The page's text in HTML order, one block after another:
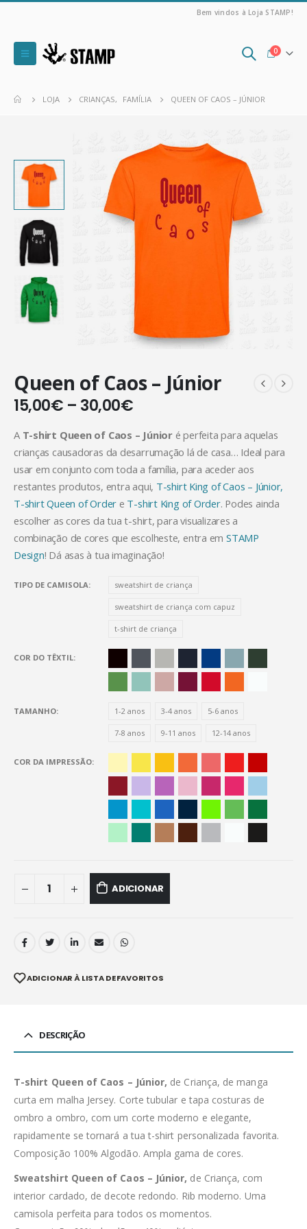
Bem vindos à Loja STAMP!
0
LOJA CRIANÇAS, FAMÍLIA QUEEN OF CAOS – JÚNIOR
Queen of Caos – Júnior
15,00€ – 30,00€
A T-shirt Queen of Caos – Júnioré perfeita para aquelas
crianças causadoras da desarrumação lá de casa… Ideal para
usar em conjunto com toda a família, para aceder aos
restantes produtos, entra aqui, T-shirt King of Caos – Júnior,
T-shirt Queen of Order e T-shirt King of Order. Podes ainda
escolher as cores da tua t-shirt, para visualizares a
combinação de cores que escolheste, entra em STAMP
Design! Dá asas à tua imaginação!
TIPO DE CAMISOLA sweatshirt de criança
sweatshirt de criança com capuz
t-shirt de criança
COR DO TÊXTIL
TAMANHO 1-2 anos 3-4 anos 5-6 anos
7-8 anos 9-11 anos 12-14 anos
COR DA IMPRESSÃO
ADICIONAR
ADICIONAR À LISTA DE FAVORITOS
DESCRIÇÃO
T-shirt Queen of Caos – Júnior, de Criança, de manga
curta em malha Jersey. Corte tubular e tapa costuras de
ombro a ombro, com um corte moderno e elegante,
rapidamente se tornará a tua t-shirt personalizada favorita.
Composição 100% Algodão. Ampla gama de cores.
Sweatshirt Queen of Caos – Júnior, de Criança, com
interior cardado, de decote redondo. Rib moderno. Uma
camisola perfeita para todos os momentos.